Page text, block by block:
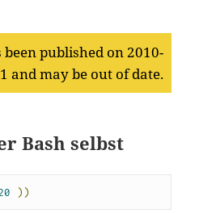
published on 2010-
and may be out of date.
Bash selbst
))